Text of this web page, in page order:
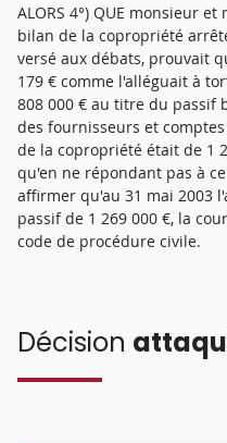
ALORS 4°) QUE monsieur
bilan de la copropriété
versé aux débats, prouvait
179 € comme l'alléguait à
808 000 € au titre du passif
des fournisseurs et
de la copropriété était de 1
qu'en ne répondant pas à
affirmer qu'au 31 mai 2003
passif de 1 269 000 €, la
code de procédure civile.
Décision